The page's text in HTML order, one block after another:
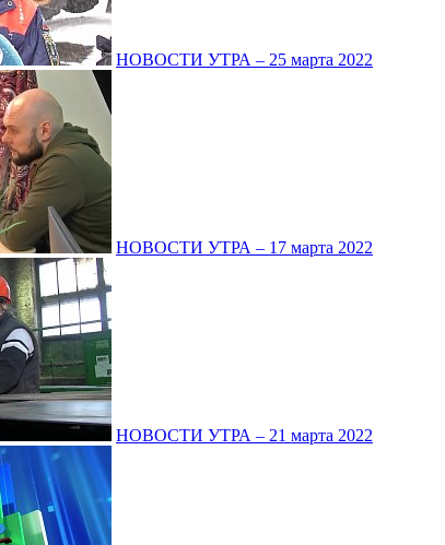
НОВОСТИ УТРА – 25 марта 2022
НОВОСТИ УТРА – 17 марта 2022
НОВОСТИ УТРА – 21 марта 2022